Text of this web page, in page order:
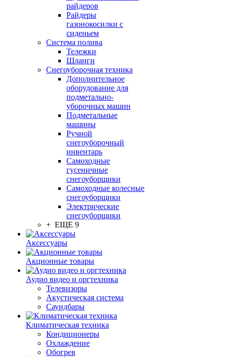
райдеров
Райдеры
газонокосилки с
сиденьем
Система полива
Тележки
Шланги
Снегоуборочная техника
Дополнительное
оборудование для
подметально-
уборочных машин
Подметальные
машины
Ручной
снегоуборочный
инвентарь
Самоходные
гусеничные
снегоуборщики
Самоходные колесные
снегоуборщики
Электрические
снегоуборщики
+ ЕЩЕ 9
Аксессуары
Акционные товары
Аудио видео и оргтехника
Телевизоры
Акустическая система
Саундбары
Климатическая техника
Кондиционеры
Охлаждение
Обогрев